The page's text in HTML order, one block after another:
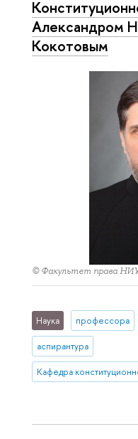
Александром
Кокотовым
© Факультет права
Наука профессора
аспирантура
Кафедра